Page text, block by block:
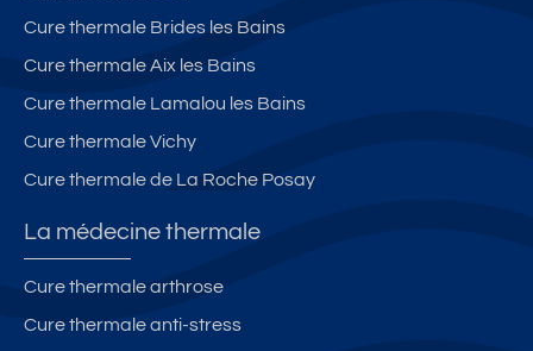
Cure thermale Brides les Bains
Cure thermale Aix les Bains
Cure thermale Lamalou les Bains
Cure thermale Vichy
Cure thermale de La Roche Posay
La médecine thermale
Cure thermale arthrose
Cure thermale anti-stress